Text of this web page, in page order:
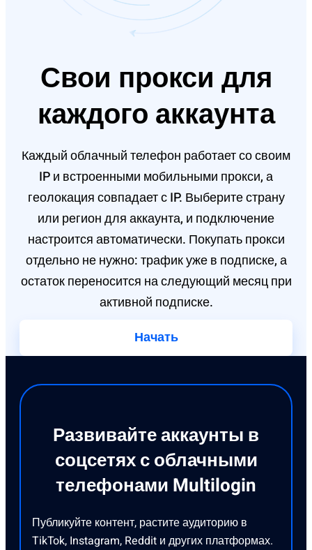
Свои прокси для
каждого аккаунта
Каждый облачный телефон работает со своим
IP и встроенными мобильными прокси, а
геолокация совпадает с IP. Выберите страну
или регион для аккаунта, и подключение
настроится автоматически. Покупать прокси
отдельно не нужно: трафик уже в подписке, а
остаток переносится на следующий месяц при
активной подписке.
Начать
Развивайте аккаунты в
соцсетях с облачными
телефонами Multilogin
Публикуйте контент, растите аудиторию в
TikTok, Instagram, Reddit и других платформах.